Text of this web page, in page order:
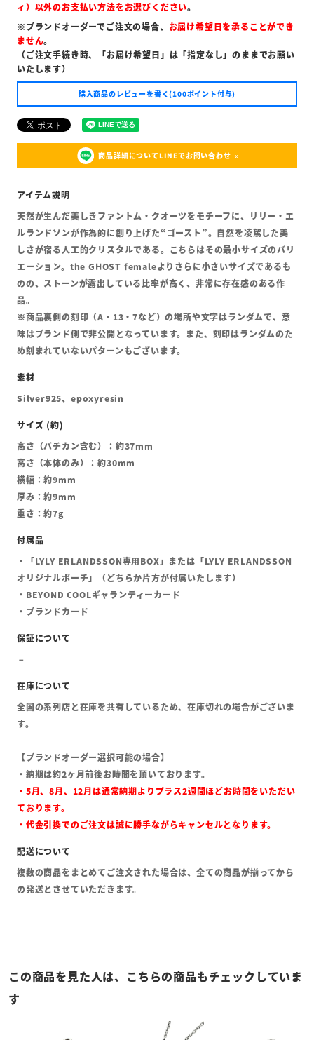
ィ）以外のお支払い方法をお選びください。
※ブランドオーダーでご注文の場合、 お届け希望日を承ることができ
ません。
（ご注文手続き時、「お届け希望日」は「指定なし」のままでお願い
いたします）
購入商品のレビューを書く(100ポイント付与)
商品詳細についてLINEでお問い合わせ
天然が生んだ美しきファントム・クオーツをモチーフに、リリー・エ
ルランドソンが作為的に創り上げた“ゴースト”。自然を凌駕した美
しさが宿る人工的クリスタルである。こちらはその最小サイズのバリ
エーション。the GHOST femaleよりさらに小さいサイズであるも
のの、ストーンが露出している比率が高く、非常に存在感のある作
品。
※商品裏側の刻印（A・13・7など）の場所や文字はランダムで、意
味はブランド側で非公開となっています。また、刻印はランダムのた
め刻まれていないパターンもございます。
Silver925、epoxyresin
高さ（バチカン含む）：約37mm
高さ（本体のみ）：約30mm
横幅：約9mm
厚み：約9mm
重さ：約7g
・「LYLY ERLANDSSON専用BOX」または「LYLY ERLANDSSON
オリジナルポーチ」（どちらか片方が付属いたします）
・BEYOND COOLギャランティーカード
・ブランドカード
全国の系列店と在庫を共有しているため、在庫切れの場合がございま
す。
【ブランドオーダー選択可能の場合】
・納期は約2ヶ月前後お時間を頂いております。
・5月、8月、12月は通常納期よりプラス2週間ほどお時間をいただい
ております。
・代金引換でのご注文は誠に勝手ながらキャンセルとなります。
複数の商品をまとめてご注文された場合は、全ての商品が揃ってから
の発送とさせていただきます。
この商品を見た人は、こちらの商品もチェックしていま
す